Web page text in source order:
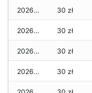
2026-02-21 30 zł
2026-02-20 30 zł
2026-02-19 30 zł
2026-02-18 30 zł